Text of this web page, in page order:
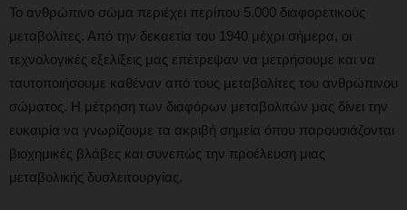
Το ανθρώπινο σώμα περιέχει περίπου 5.000 διαφορετικούς
μεταβολίτες. Από την δεκαετία του 1940 μέχρι σήμερα, οι
τεχνολογικές εξελίξεις μας επέτρεψαν να μετρήσουμε και να
ταυτοποιήσουμε καθέναν από τους μεταβολίτες του ανθρώπινου
σώματος. Η μέτρηση των διαφόρων μεταβολιτών μας δίνει την
ευκαιρία να γνωρίζουμε τα ακριβή σημεία όπου παρουσιάζονται
βιοχημικές βλάβες και συνεπώς την προέλευση μιας
μεταβολικής δυσλειτουργίας.